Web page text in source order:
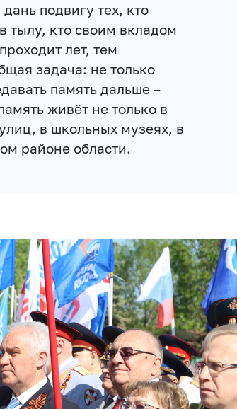
подвигу тех, кто
тылу, кто своим вкладом
лет, тем
задача: не только
память дальше –
живёт не только в
в школьных музеях, в
районе области.